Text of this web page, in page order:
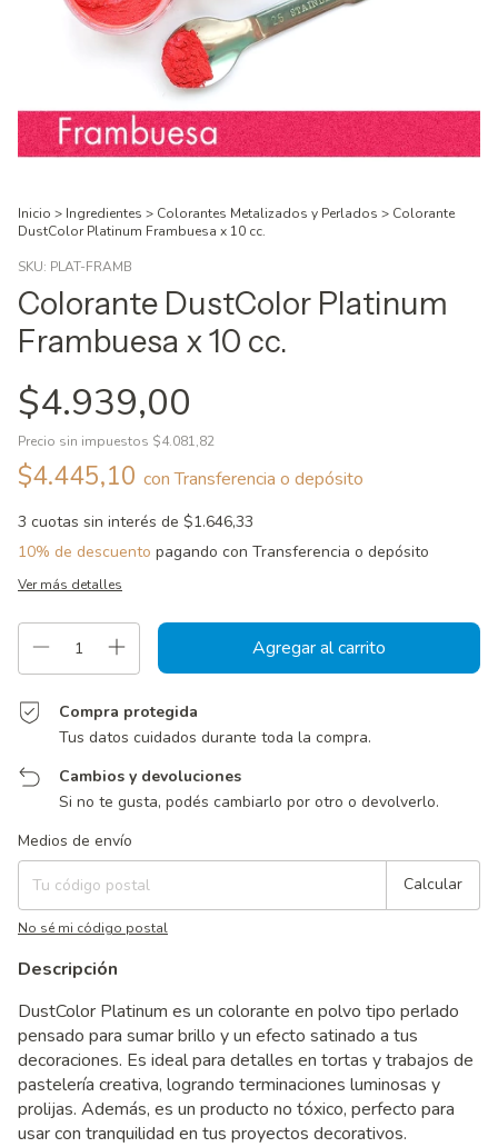
Inicio > Ingredientes > Colorantes Metalizados y Perlados > Colorante
DustColor Platinum Frambuesa x 10 cc.
SKU: PLAT-FRAMB
Colorante DustColor Platinum
Frambuesa x 10 cc.
$4.939,00
Precio sin impuestos $4.081,82
$4.445,10 con Transferencia o depósito
3 cuotas sin interés de $1.646,33
10% de descuento pagando con Transferencia o depósito
Ver más detalles
Compra protegida
Tus datos cuidados durante toda la compra.
Cambios y devoluciones
Si no te gusta, podés cambiarlo por otro o devolverlo.
Entregas para el CP:
Medios de envío
Calcular
No sé mi código postal
Descripción
DustColor Platinum es un colorante en polvo tipo perlado
pensado para sumar brillo y un efecto satinado a tus
decoraciones. Es ideal para detalles en tortas y trabajos de
pastelería creativa, logrando terminaciones luminosas y
prolijas. Además, es un producto no tóxico, perfecto para
usar con tranquilidad en tus proyectos decorativos.